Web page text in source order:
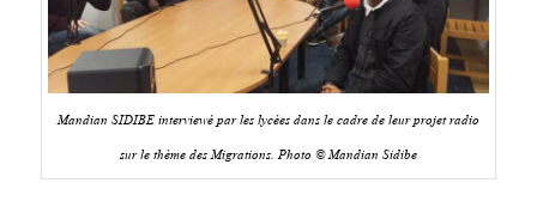
Mandian SIDIBE interviewé par les lycées dans le cadre de leur projet radio
sur le thème des Migrations. Photo © Mandian Sidibe